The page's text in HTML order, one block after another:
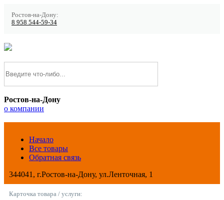
Ростов-на-Дону:
8 958 544-59-34
Ростов-на-Дону
о компании
Начало
Все товары
Обратная связь
344041, г.Ростов-на-Дону, ул.Ленточная, 1
Карточка товара / услуги: